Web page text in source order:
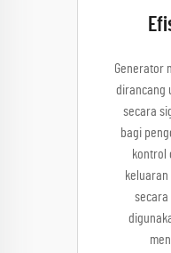
Generator
dirancang
secara
bagi
kontrol
secara